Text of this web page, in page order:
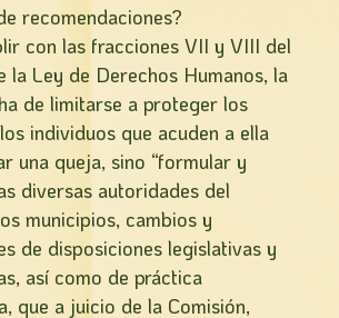
recomendaciones?
con las fracciones VII y VIII del
la Ley de Derechos Humanos, la
de limitarse a proteger los
individuos que acuden a ella
una queja, sino “formular y
diversas autoridades del
municipios, cambios y
de disposiciones legislativas y
así como de práctica
que a juicio de la Comisión,